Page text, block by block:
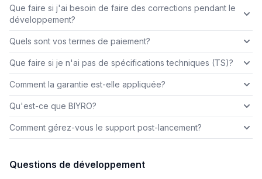
Que faire si j'ai besoin de faire des corrections pendant le
développement?
Quels sont vos termes de paiement?
Que faire si je n'ai pas de spécifications techniques (TS)?
Comment la garantie est-elle appliquée?
Qu'est-ce que BIYRO?
Comment gérez-vous le support post-lancement?
Questions de développement